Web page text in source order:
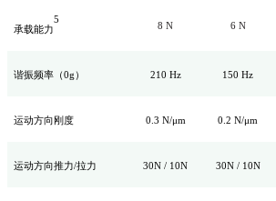
承载能力
5
8 N 6 N
谐振频率（0g） 210 Hz 150 Hz
运动方向刚度 0.3 N/μm 0.2 N/μm
运动方向推力/拉力 30N / 10N 30N / 10N